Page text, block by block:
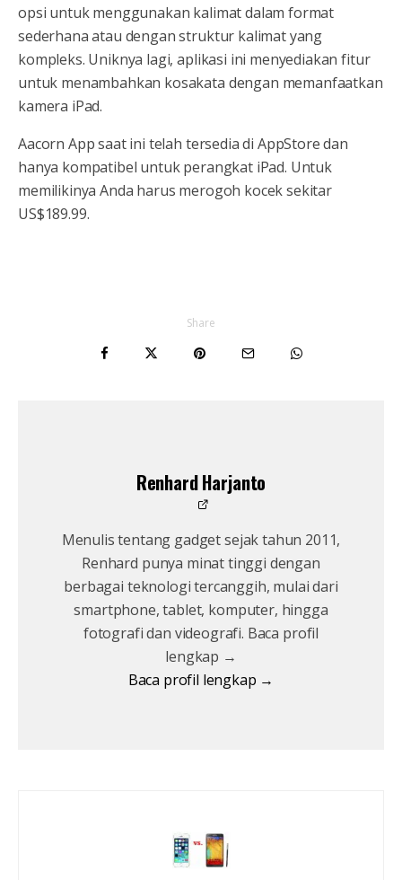
opsi untuk menggunakan kalimat dalam format
sederhana atau dengan struktur kalimat yang
kompleks. Uniknya lagi, aplikasi ini menyediakan fitur
untuk menambahkan kosakata dengan memanfaatkan
kamera iPad.
Aacorn App saat ini telah tersedia di AppStore dan
hanya kompatibel untuk perangkat iPad. Untuk
memilikinya Anda harus merogoh kocek sekitar
US$189.99.
Share
Renhard Harjanto
Menulis tentang gadget sejak tahun 2011,
Renhard punya minat tinggi dengan
berbagai teknologi tercanggih, mulai dari
smartphone, tablet, komputer, hingga
fotografi dan videografi. Baca profil
lengkap →
Baca profil lengkap →